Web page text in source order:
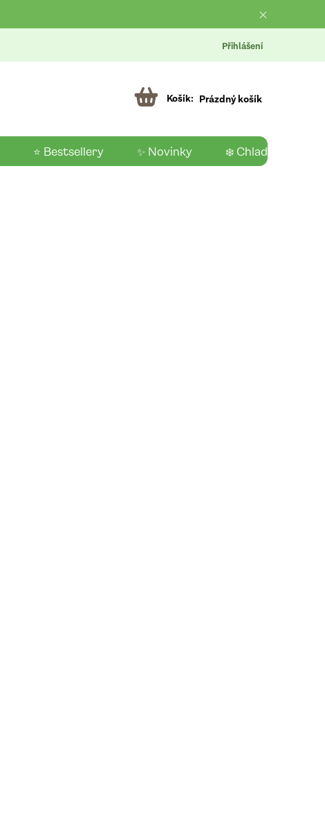
Přihlášení
Prázdný košík
⭐ Bestsellery ✨ Novinky ❄️ Chladící